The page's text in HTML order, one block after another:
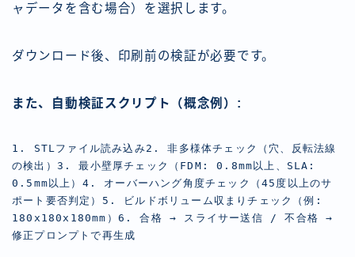
ャデータを含む場合）を選択します。
ダウンロード後、印刷前の検証が必要です。
また、自動検証スクリプト（概念例）:
1. STLファイル読み込み2. 非多様体チェック（穴、反転法線
の検出）3. 最小壁厚チェック（FDM: 0.8mm以上、SLA:
0.5mm以上）4. オーバーハング角度チェック（45度以上のサ
ポート要否判定）5. ビルドボリューム収まりチェック（例:
180x180x180mm）6. 合格 → スライサー送信 / 不合格 →
修正プロンプトで再生成